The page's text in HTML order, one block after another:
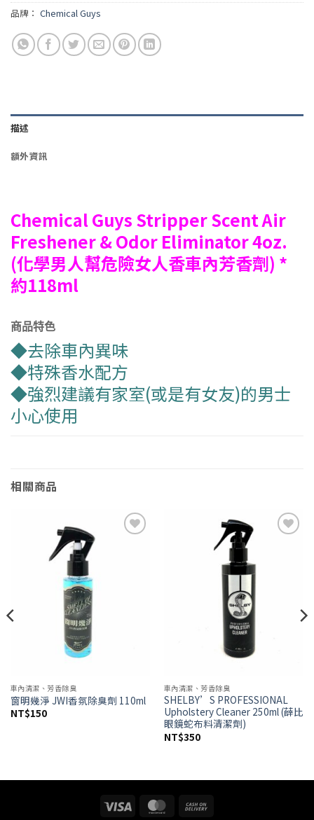
品牌： Chemical Guys
描述
額外資訊
Chemical Guys Stripper Scent Air
Freshener & Odor Eliminator 4oz.
(化學男人幫危險女人香車內芳香劑) *
約118ml
商品特色
◆去除車內異味
◆特殊香水配方
◆強烈建議有家室(或是有女友)的男士
小心使用
相關商品
車內清潔、芳香除臭
窗明幾淨 JWI香氛除臭劑 110ml
NT$150
車內清潔、芳香除臭
SHELBY’S PROFESSIONAL
Upholstery Cleaner 250ml (薛比
眼鏡蛇布料清潔劑)
NT$350
Visa MasterCard